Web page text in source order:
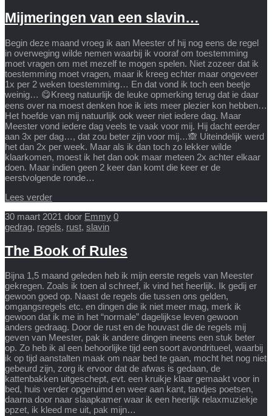
Mijmeringen van een slavin…
Begin deze maand vroeg ik aan Meester of hij nog eens de regel
in overweging wilde nemen waarbij ik vooraf om toestemming
moet vragen om met mezelf te mogen spelen. Niet zozeer dat ik
toestemming moet vragen, maar ik kreeg echter maar ongeveer
1x per 2 weken toestemming… En dat vond ik toch een beetje
weinig… 😋Kreeg natuurlijk de leuke opmerking terug dat ie daar
eens over na moest denken hoe ik iets meer plezier kon hebben…
Het hoefde van mij natuurlijk ook weer niet iedere dag. Maar
Meester vond iedere dag veels te vaak voor mij. Hij dacht eerder
aan 3x per dag…, dat zou beter zijn voor mij…🙈 Uiteindelijk werd
het dan 2x per week. Maar als ik dan toch zo lekker wilde
klaarkomen, moest ik het dan ook maar meteen 2x achter elkaar
doen. Maar indien geen 2 keer dan komt die keer er de
eerstvolgende ronde…
Lees verder
30 maart 2021 door Emmy 0
gedrag, regels, rust, slavin
The Book of Rules
Bijna 1,5 maand geleden heb ik mijn eerste regels van Meester
gekregen. Zoals ik toen al schreef, ik vind het heerlijk. Ik gedij er
gewoon goed op. Naast de regels die tussen ons gelden,
omgangsregels etc. en dingen die ik niet meer mag, merk ik
gewoon dat ik me in het “normale” dagelijkse leven gewoon
anders gedraag. Door de rust en de houvast die de regels mij
geven van Meester, pak ik andere dingen ineens een stuk beter
op. Zo heb ik al een behoorlijke tijd een soort avondritueel, waarbij
ik op tijd aanstalten maak om naar bed te gaan, mocht het nog niet
gebeurd zijn, zorg ik ervoor dat de afwas is gedaan, de
kattenbakken uitgeschept, evt. een kruikje klaar gemaakt voor in
bed, huis verder opgeruimd en weer aan kant, tandjes poetsen,
daarna door naar slaapkamer waar ik een heerlijk relaxmuziekje
opzet, ik kleed me uit, pak mijn…